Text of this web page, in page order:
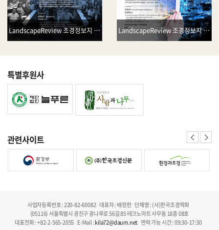
LandscapeReview 조경정보지 Vol.35 LandscapeReview 조경정보지 Vol.34
특별후원사
관련사이트
사업자등록번호 : 220-82-60082 대표자 : 배정한 단체명 : (사)한국조경학회
(05116) 서울특별시 광진구 광나루로 56길 85 테크노마트 사무동 18층 08호
대표전화 : +82-2-565-2055 E-Mail :kila72@daum.net 연락 가능 시간 : 09:30-17:30